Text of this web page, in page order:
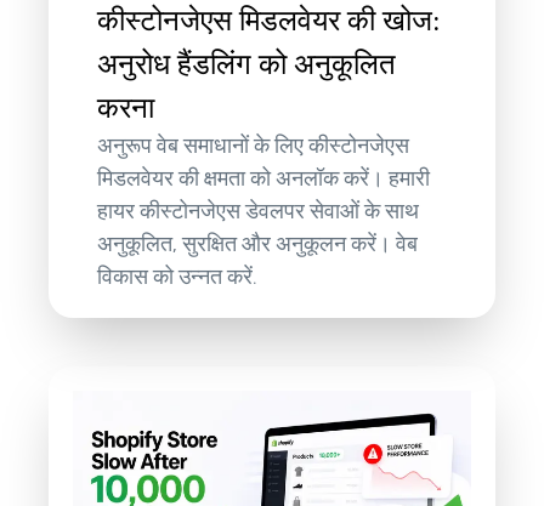
कीस्टोनजेएस मिडलवेयर की खोज:
अनुरोध हैंडलिंग को अनुकूलित
करना
अनुरूप वेब समाधानों के लिए कीस्टोनजेएस
मिडलवेयर की क्षमता को अनलॉक करें। हमारी
हायर कीस्टोनजेएस डेवलपर सेवाओं के साथ
अनुकूलित, सुरक्षित और अनुकूलन करें। वेब
विकास को उन्नत करें.